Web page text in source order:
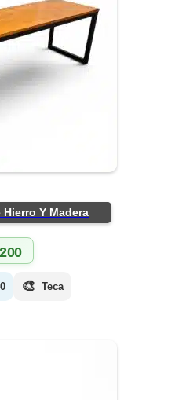
Y Madera
🎨 Teca